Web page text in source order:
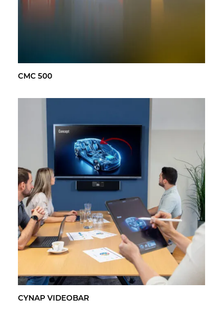
CMC 500
CYNAP VI­DEO­BAR